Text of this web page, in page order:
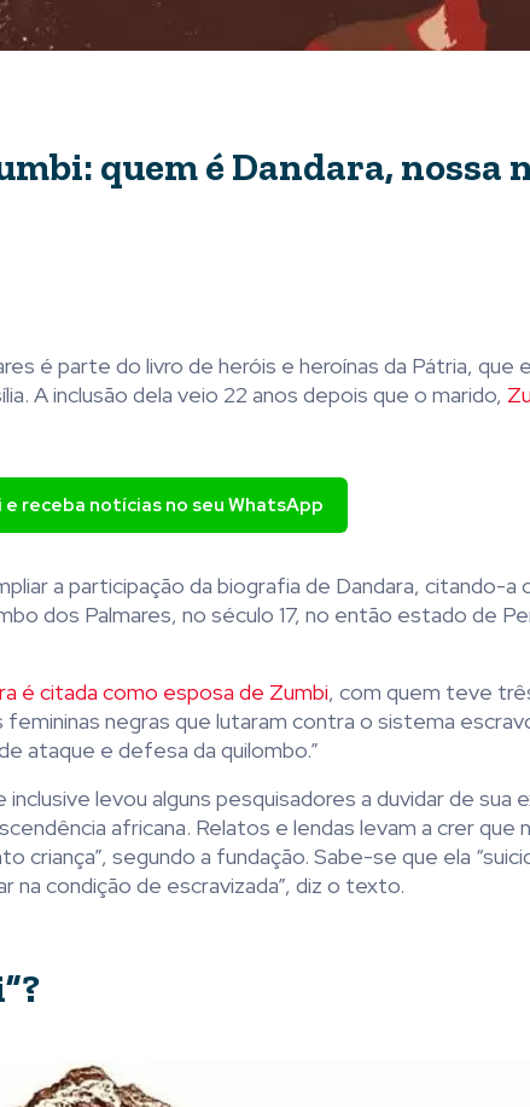
quem é Dandara, nossa
é parte do livro de heróis e heroínas da Pátria, que
A inclusão dela veio 22 anos depois que o marido,
e receba notícias no seu WhatsApp
a participação da biografia de Dandara, citando-a
dos Palmares, no século 17, no então estado de
é citada como esposa de Zumbi, com quem teve
negras que lutaram contra o sistema
ataque e defesa da quilombo.”
levou alguns pesquisadores a duvidar de sua
africana. Relatos e lendas levam a crer que
criança”, segundo a fundação. Sabe-se que ela
na condição de escravizada”, diz o texto.